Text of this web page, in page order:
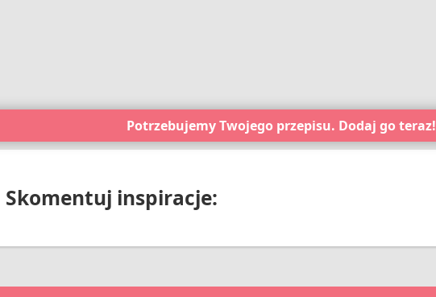
Potrzebujemy Twojego przepisu. Dodaj go teraz!
Skomentuj inspiracje: